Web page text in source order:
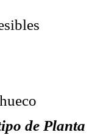
de Planta